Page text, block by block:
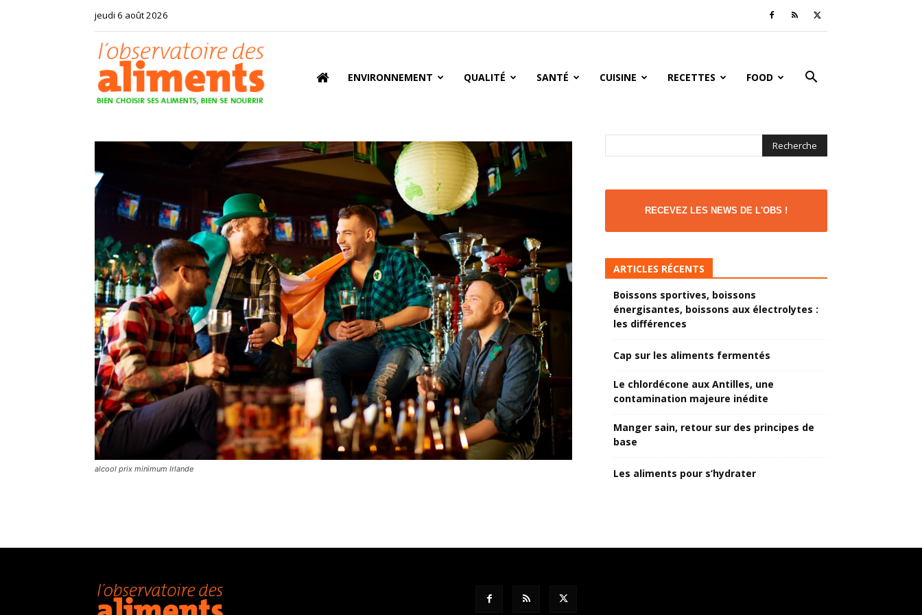
jeudi 6 août 2026
des
aliments
ENVIRONNEMENT QUALITÉ SANTÉ CUISINE RECETTES FOOD
alcool prix minimum Irlande
RECEVEZ LES NEWS DE L'OBS !
ARTICLES RÉCENTS
Boissons sportives, boissons
énergisantes, boissons aux électrolytes :
les différences
Cap sur les aliments fermentés
Le chlordécone aux Antilles, une
contamination majeure inédite
Manger sain, retour sur des principes de
base
Les aliments pour s’hydrater